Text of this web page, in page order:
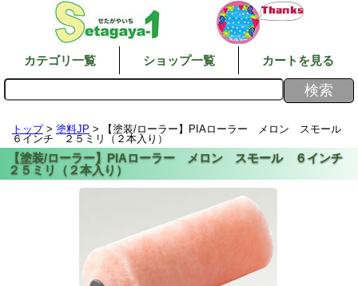
カテゴリ一覧 ショップ一覧 カートを見る
トップ> 塗料JP > 【塗装/ローラー】PIAローラー メロン スモール
６インチ ２５ミリ（２本入り）